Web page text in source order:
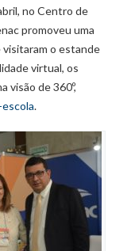
no Centro de
promoveu uma
o estande
virtual, os
visão de 360º,
.